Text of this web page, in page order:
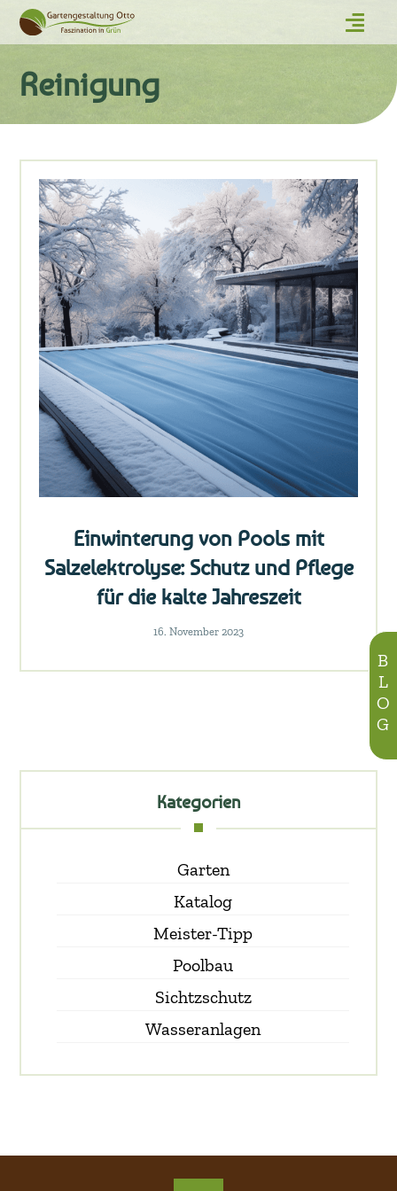
BLOG
Reinigung
Einwinterung von Pools mit
Salzelektrolyse: Schutz und Pflege
für die kalte Jahreszeit
16. November 2023
Kategorien
Garten
Katalog
Meister-Tipp
Poolbau
Sichtzschutz
Wasseranlagen
015157726148